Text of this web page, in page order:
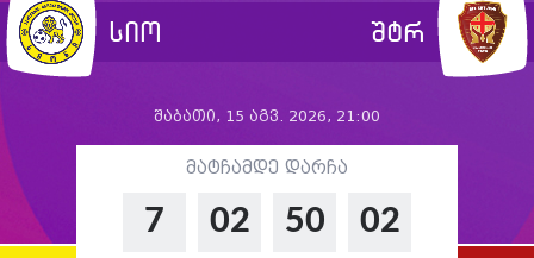
სიო შტრ
შაბათი, 15 აგვ. 2026, 21:00
მატჩამდე დარჩა
7 02 50 01